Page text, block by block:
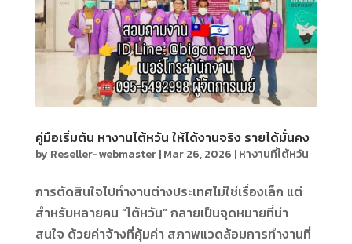
คู่มือเริ่มต้น หางานไต้หวัน ให้ได้งานจริง รายได้มั่นคง
by Reseller-webmaster|Mar 26, 2026 |หางานที่ไต้หวัน
การตัดสินใจไปทำงานต่างประเทศไม่ใช่เรื่องเล็ก แต่
สำหรับหลายคน “ไต้หวัน” กลายเป็นจุดหมายที่น่า
สนใจ ด้วยค่าจ้างที่คุ้มค่า สภาพแวดล้อมการทำงานที่